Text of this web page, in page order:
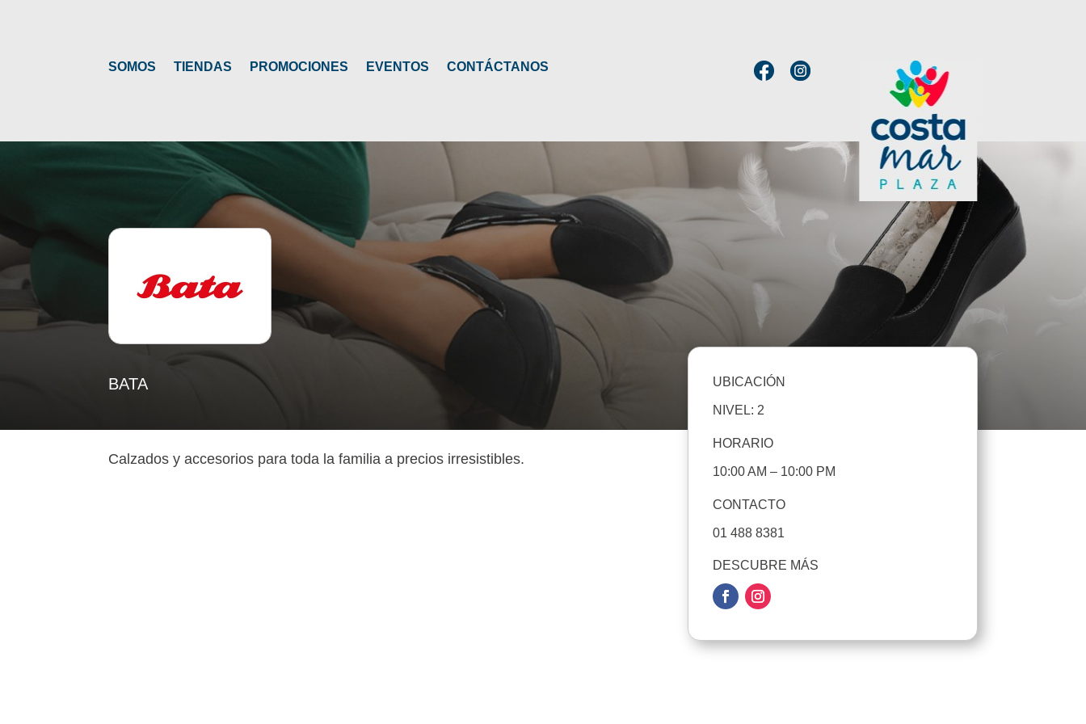
SOMOS TIENDAS PROMOCIONES EVENTOS CONTÁCTANOS
BATA
Calzados y accesorios para toda la familia a precios irresistibles.
UBICACIÓN
NIVEL: 2
HORARIO
10:00 AM – 10:00 PM
CONTACTO
01 488 8381
DESCUBRE MÁS